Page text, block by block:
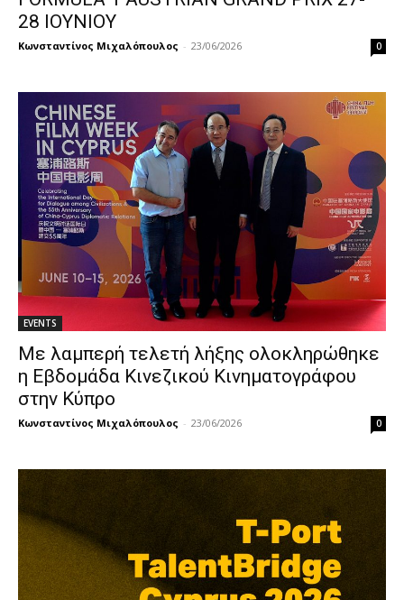
28 IOYNIOY
Κωνσταντίνος Μιχαλόπουλος - 23/06/2026 0
EVENTS
Με λαμπερή τελετή λήξης ολοκληρώθηκε
η Εβδομάδα Κινεζικού Κινηματογράφου
στην Κύπρο
Κωνσταντίνος Μιχαλόπουλος - 23/06/2026 0